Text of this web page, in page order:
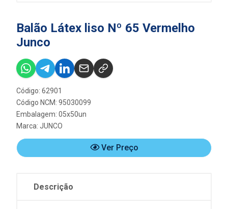
Balão Látex liso Nº 65 Vermelho
Junco
Código: 62901
Código NCM: 95030099
Embalagem: 05x50un
Marca: JUNCO
Ver Preço
Descrição